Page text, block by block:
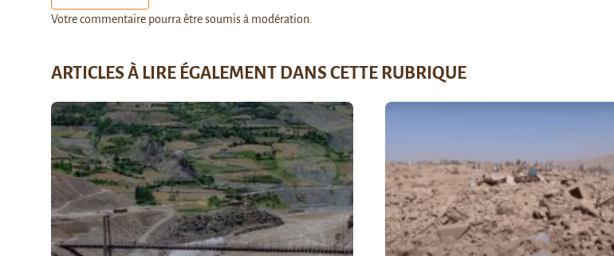
Votre commentaire pourra être soumis à modération.
ARTICLES À LIRE ÉGALEMENT DANS CETTE RUBRIQUE